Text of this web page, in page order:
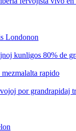
Londonon
kunligos 80% de
rapido
por grandrapidaj